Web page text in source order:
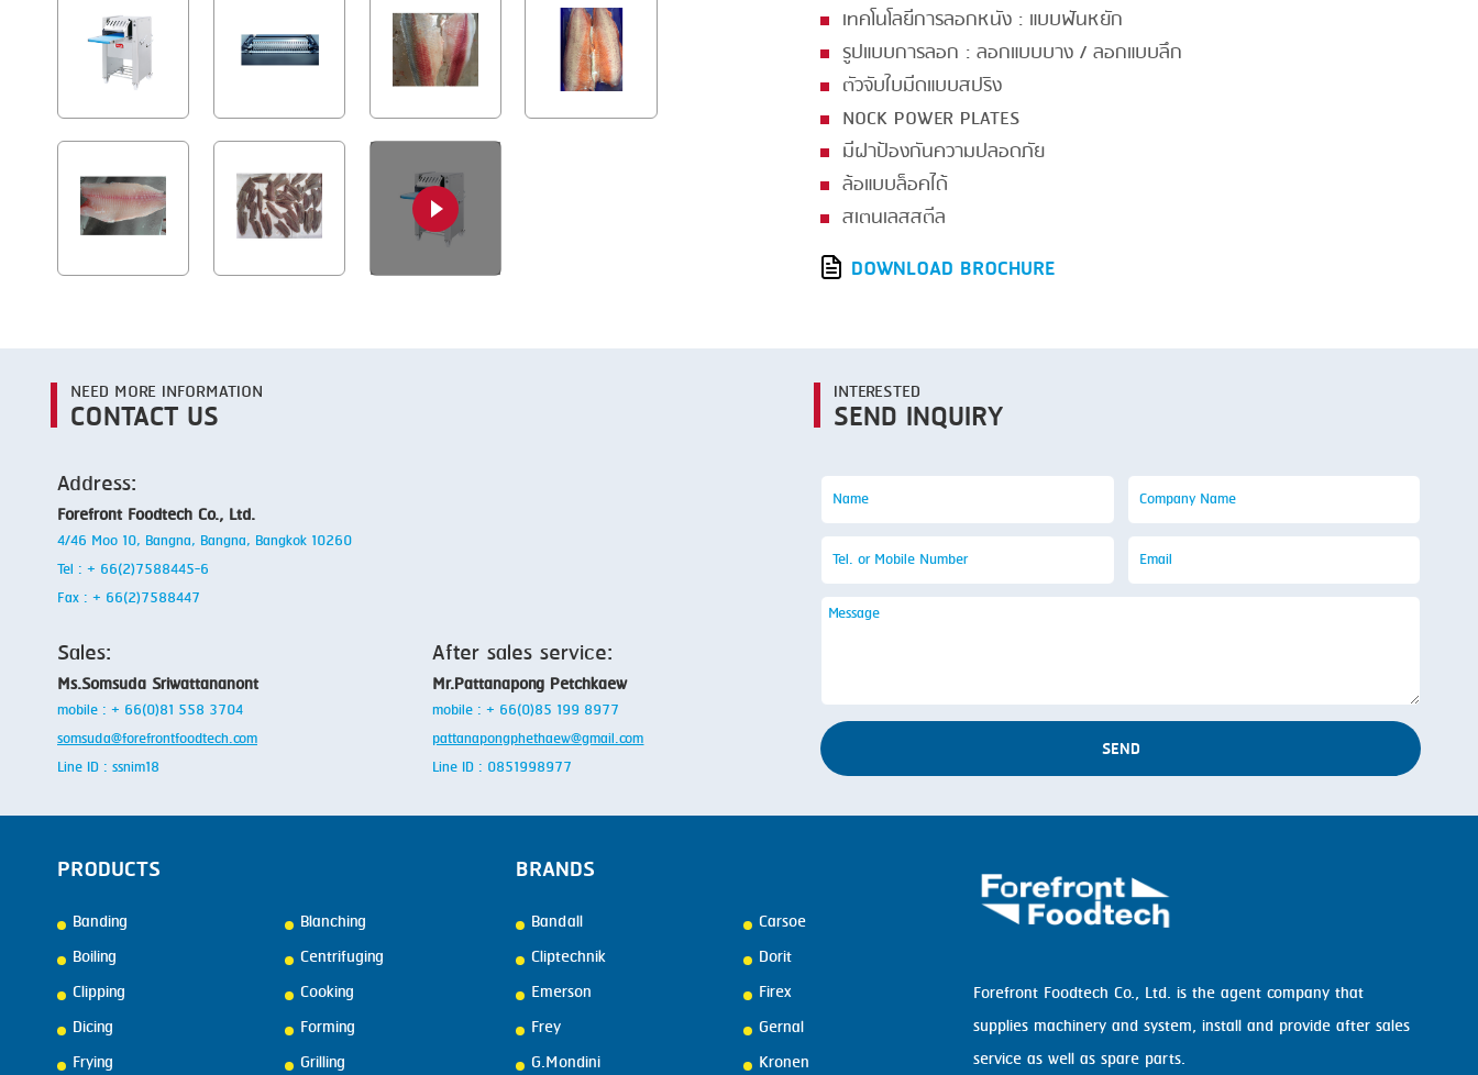
SKINNING
SMOKING
STEAMING
TUMBLING
VACUUM STUFFING
เทคโนโลยีการลอกหนัง : แบบฟันหยัก
รูปแบบการลอก : ลอกแบบบาง / ลอกแบบลึก
ตัวจับใบมีดแบบสปริง
NOCK POWER PLATES
มีฝาป้องกันความปลอดภัย
ล้อแบบล็อคได้
สเตนเลสสตีล
DOWNLOAD BROCHURE
NEED MORE INFORMATION
CONTACT US
Address:
Forefront Foodtech Co., Ltd.
4/46 Moo 10, Bangna, Bangna, Bangkok 10260
Tel : + 66(2)7588445-6
Fax : + 66(2)7588447
Sales:
Ms.Somsuda Sriwattananont
mobile : + 66(0)81 558 3704
somsuda@forefrontfoodtech.com
Line ID : ssnim18
After sales service:
Mr.Pattanapong Petchkaew
mobile : + 66(0)85 199 8977
pattanapongphethaew@gmail.com
Line ID : 0851998977
INTERESTED
SEND INQUIRY
SEND
PRODUCTS
Banding
Blanching
Boiling
Centrifuging
Clipping
Cooking
Dicing
Forming
Frying
Grilling
BRANDS
Bandall
Carsoe
Cliptechnik
Dorit
Emerson
Firex
Frey
Gernal
G.Mondini
Kronen
Forefront Foodtech Co., Ltd. is the agent company that
supplies machinery and system, install and provide after sales
service as well as spare parts.